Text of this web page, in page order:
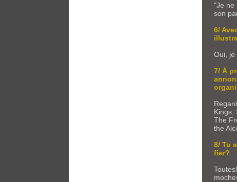
"Je ne
son
6/
Oui, je
7/ À
Kings,
The
the
8/ Tu
fier?